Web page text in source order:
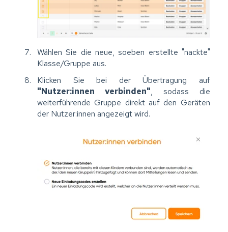
Wählen Sie die neue, soeben erstellte "nackte"
Klasse/Gruppe aus.
Klicken Sie bei der Übertragung auf
"Nutzer:innen verbinden", sodass die
weiterführende Gruppe direkt auf den Geräten
der Nutzer:innen angezeigt wird.